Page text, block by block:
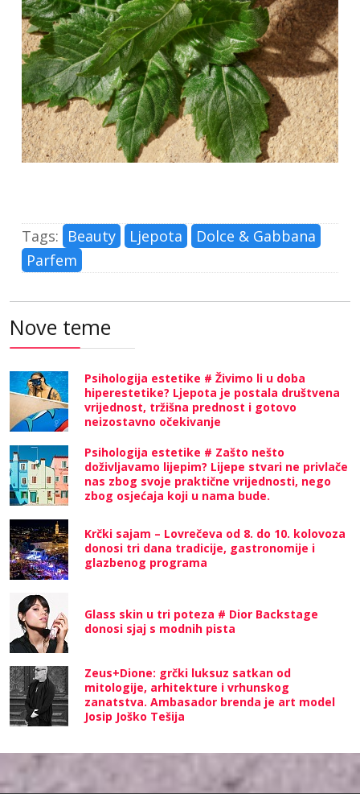
Tags: Beauty Ljepota
Dolce & Gabbana
Parfem
Nove teme
Psihologija estetike # Živimo li u doba
hiperestetike? Ljepota je postala društvena
vrijednost, tržišna prednost i gotovo
neizostavno očekivanje
Psihologija estetike # Zašto nešto
doživljavamo lijepim? Lijepe stvari ne privlače
nas zbog svoje praktične vrijednosti, nego
zbog osjećaja koji u nama bude.
Krčki sajam – Lovrečeva od 8. do 10. kolovoza
donosi tri dana tradicije, gastronomije i
glazbenog programa
Glass skin u tri poteza # Dior Backstage
donosi sjaj s modnih pista
Zeus+Dione: grčki luksuz satkan od
mitologije, arhitekture i vrhunskog
zanatstva. Ambasador brenda je art model
Josip Joško Tešija